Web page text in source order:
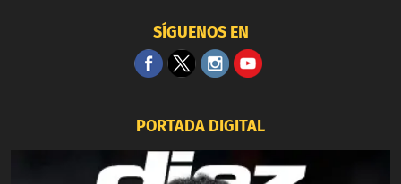
SÍGUENOS EN
PORTADA DIGITAL